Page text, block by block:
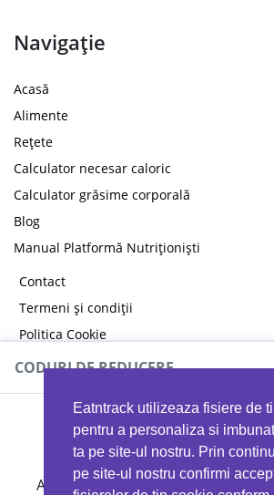
Eatntrack utilizeaza fisiere de
pentru a personaliza si
ta pe site-ul nostru. Prin
pe site-ul nostru confirmi
Navigație
Acasă
Alimente
Rețete
Calculator necesar caloric
Calculator grăsime corporală
Blog
Manual Platformă Nutriționiști
Contact
Termeni și condiții
Politica Cookie
Politica de confidențialitate
CODURI DE REDUCERE
Ai 40%reducere la orice comandă